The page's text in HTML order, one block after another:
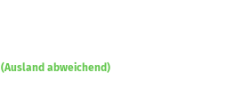
(Ausland abweichend)